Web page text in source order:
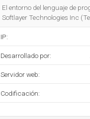
El entorno del lenguaje de
Softlayer Technologies Inc
IP:
Desarrollado por:
Servidor web:
Codificación: